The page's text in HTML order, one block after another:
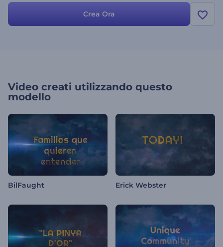
Crea Ora
Video creati utilizzando questo
modello
BilFaught Erick Webster